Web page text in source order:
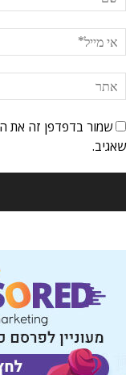
שמור בדפדפן זה את
שאגיב.